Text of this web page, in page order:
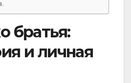
братья:
и личная